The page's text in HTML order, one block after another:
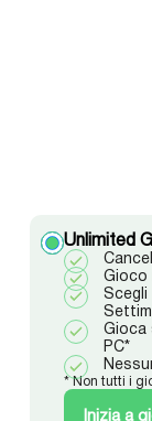
Unlimited
Gioco
Scegli
Gioca
PC*
* Non tutti i
Inizia a